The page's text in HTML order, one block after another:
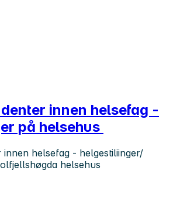
innen helsefag -
på helsehus
helsefag - helgestiliinger/
helsehus